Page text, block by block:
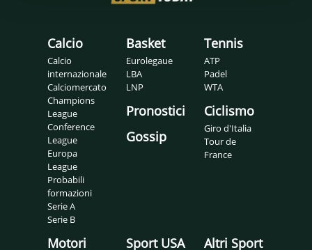
Calcio
Calcio
internazionale
Calciomercato
Champions
League
Conference
League
Europa
League
Probabili
formazioni
Serie A
Serie B
Basket
Eurolegaue
LBA
LNP
Pronostici
Gossip
Tennis
ATP
Padel
WTA
Ciclismo
Giro d'Italia
Tour de
France
Motori Sport USA Altri Sport